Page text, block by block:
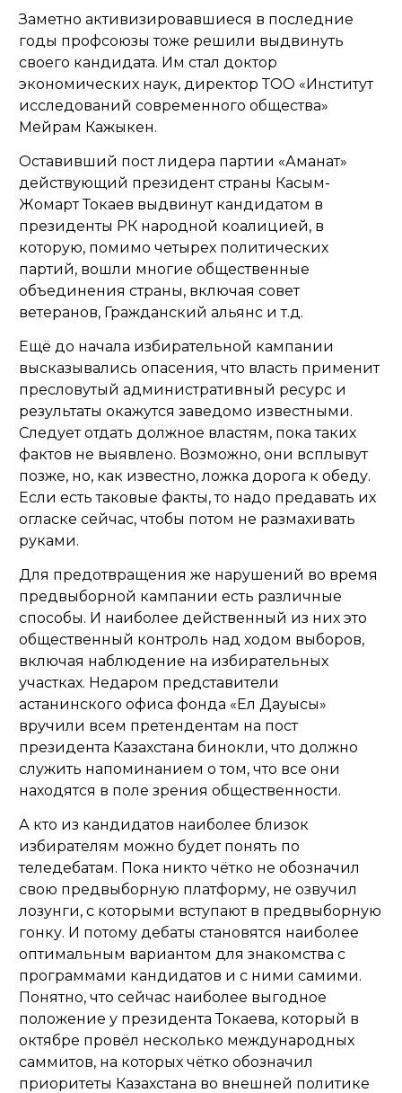
Заметно активизировавшиеся в последние
годы профсоюзы тоже решили выдвинуть
своего кандидата. Им стал доктор
экономических наук, директор ТОО «Институт
исследований современного общества»
Мейрам Кажыкен.
Оставивший пост лидера партии «Аманат»
действующий президент страны Касым-
Жомарт Токаев выдвинут кандидатом в
президенты РК народной коалицией, в
которую, помимо четырех политических
партий, вошли многие общественные
объединения страны, включая совет
ветеранов, Гражданский альянс и т.д.
Ещё до начала избирательной кампании
высказывались опасения, что власть применит
пресловутый административный ресурс и
результаты окажутся заведомо известными.
Следует отдать должное властям, пока таких
фактов не выявлено. Возможно, они всплывут
позже, но, как известно, ложка дорога к обеду.
Если есть таковые факты, то надо предавать их
огласке сейчас, чтобы потом не размахивать
руками.
Для предотвращения же нарушений во время
предвыборной кампании есть различные
способы. И наиболее действенный из них это
общественный контроль над ходом выборов,
включая наблюдение на избирательных
участках. Недаром представители
астанинского офиса фонда «Ел Дауысы»
вручили всем претендентам на пост
президента Казахстана бинокли, что должно
служить напоминанием о том, что все они
находятся в поле зрения общественности.
А кто из кандидатов наиболее близок
избирателям можно будет понять по
теледебатам. Пока никто чётко не обозначил
свою предвыборную платформу, не озвучил
лозунги, с которыми вступают в предвыборную
гонку. И потому дебаты становятся наиболее
оптимальным вариантом для знакомства с
программами кандидатов и с ними самими.
Понятно, что сейчас наиболее выгодное
положение у президента Токаева, который в
октябре провёл несколько международных
саммитов, на которых чётко обозначил
приоритеты Казахстана во внешней политике